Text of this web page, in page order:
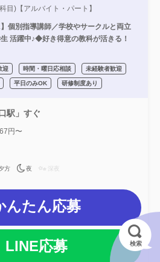
目)【アルバイト・パート】
個別指導講師／学校やサークルと両立
活躍中♪◆好き得意の教科が活きる！
迎 時間・曜日応相談 未経験者歓迎
平日のみOK 研修制度あり
駅」すぐ
円〜
方 夜 深夜
んたん応募
LINE応募 検索